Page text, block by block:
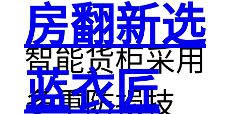
智能货柜采用
多重防损技
房翻新选
蓝衣匠